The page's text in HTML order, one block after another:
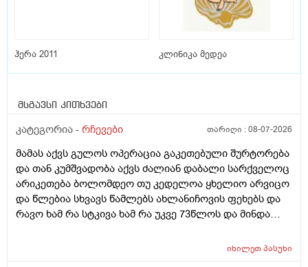
ჰერა 2011 კლინიკა მედეა
მსგავსი კითხვები
კატეგორია - რჩევები თარიღი :08-07-2026
მამას აქვს გულოს ოპერაცია გაკეთებული შურტორება
და თან კუმშვადობა აქვს ძალიან დაბალი სარქველოც
არიკეთება ბოლომდეო თუ კედელოა ყხელიო არვიცო
და წლებია სხვავს წამლებს ახლანიჩოვის ფეხებს და
რავო ხამ რა სტკივა ხამ რა უკვე 73წლოს და მინდა
და ფულინრომ არჰვაქ ვერანაირად ექიმთან ვერ
იხილეთპასუხი